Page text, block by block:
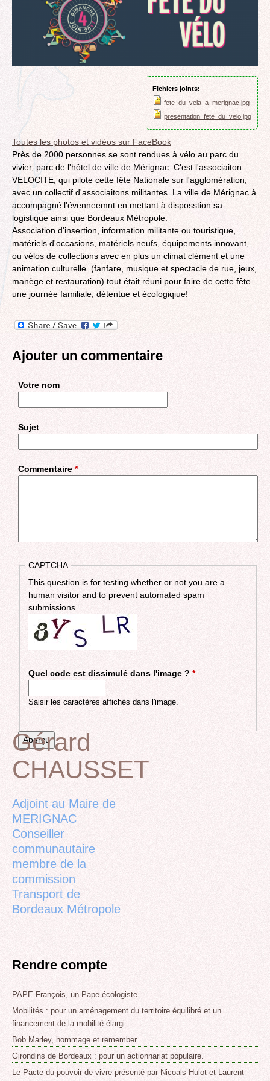
Fichiers joints:
fete_du_vela_a_merignac.jpg
presentation_fete_du_velo.jpg
Toutes les photos et vidéos sur FaceBook
Près de 2000 personnes se sont rendues à vélo au parc du
vivier, parc de l'hôtel de ville de Mérignac. C'est l'associaiton
VELOCITE, qui pilote cette fête Nationale sur l'agglomération,
avec un collectif d'associaitons militantes. La ville de Mérignac à
accompagné l'évenneemnt en mettant à disposstion sa
logistique ainsi que Bordeaux Métropole.
Association d'insertion, information militante ou touristique,
matériels d'occasions, matériels neufs, équipements innovant,
ou vélos de collections avec en plus un climat clément et une
animation culturelle (fanfare, musique et spectacle de rue, jeux,
manège et restauration) tout était réuni pour faire de cette fête
une journée familiale, détentue et écologiqiue!
Ajouter un commentaire
Votre nom
Sujet
Commentaire *
CAPTCHA
This question is for testing whether or not you are a
human visitor and to prevent automated spam
submissions.
Quel code est dissimulé dans l'image ? *
Saisir les caractères affichés dans l'image.
Back
to
Gérard
CHAUSSET
Adjoint au Maire de
MERIGNAC
Conseiller
communautaire
membre de la
commission
Transport de
Bordeaux Métropole
Rendre compte
PAPE François, un Pape écologiste
Mobilités : pour un aménagement du territoire équilibré et un
financement de la mobilité élargi.
Bob Marley, hommage et remember
Girondins de Bordeaux : pour un actionnariat populaire.
Le Pacte du pouvoir de vivre présenté par Nicoals Hulot et Laurent